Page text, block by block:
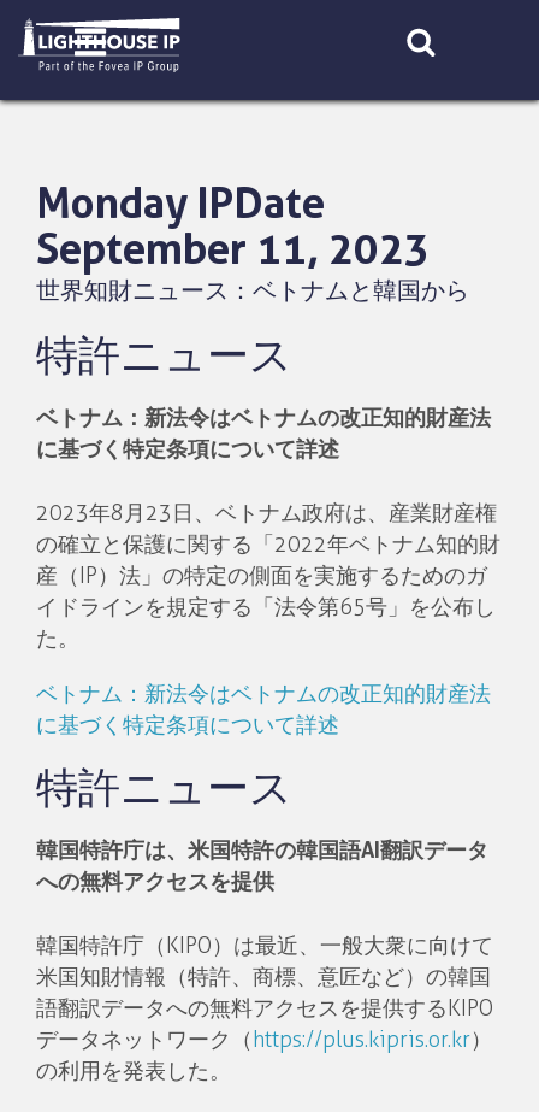
content
Monday IPDate
September 11, 2023
世界知財ニュース：ベトナムと韓国から
特許ニュース
ベトナム：新法令はベトナムの改正知的財産法
に基づく特定条項について詳述
2023年8月23日、ベトナム政府は、産業財産権
の確立と保護に関する「2022年ベトナム知的財
産（IP）法」の特定の側面を実施するためのガ
イドラインを規定する「法令第65号」を公布し
た。
ベトナム：新法令はベトナムの改正知的財産法
に基づく特定条項について詳述
特許ニュース
韓国特許庁は、米国特許の韓国語AI翻訳データ
への無料アクセスを提供
韓国特許庁（KIPO）は最近、一般大衆に向けて
米国知財情報（特許、商標、意匠など）の韓国
語翻訳データへの無料アクセスを提供するKIPO
データネットワーク（ https://plus.kipris.or.kr）
の利用を発表した。